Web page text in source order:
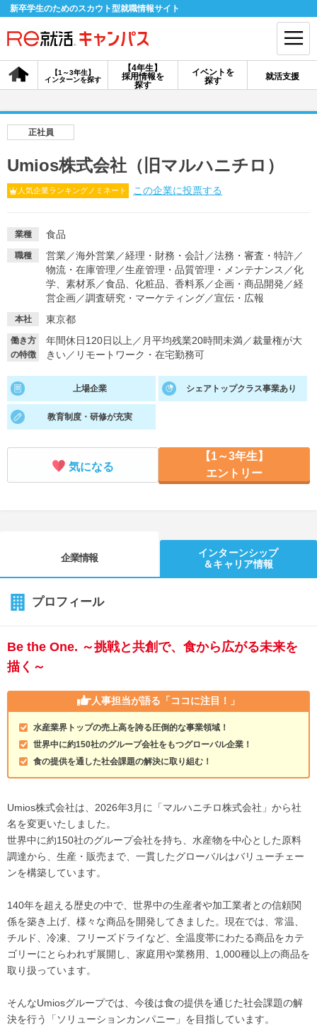
新卒学生のためのスカウト型就職情報サイト
【4年生】
採用情報を
探す
【1～3年生】
インターンを探す
イベントを
探す
就活支援
会員登録 ログイン
イベントを探す スカウト お知らせ
就活ノウハウ・サポート
就活支援
就活ノウハウが満載！
就活コラム
適職診断
あなたに合う仕事を診断！
就活チャンネル
就活ニュースペーパー
就活時事ニュースを更新
よくある質問
不明点があればこちら
正社員
Umios株式会社（旧マルハニチロ）
人気企業ランキングノミネート この企業に投票する
業種 食品
職種 営業／海外営業／経理・財務・会計／法務・審査・特許／
物流・在庫管理 ／生産管理・品質管理・メンテナンス ／化
学、素材系 ／食品、化粧品、香料系 ／企画・商品開発 ／経
営企画／調査研究・マーケティング／宣伝・広報
本社 東京都
働き方
の特徴
年間休日120日以上 ／ 月平均残業20時間未満／裁量権が大
きい／ リモートワーク・在宅勤務可
上場企業 シェアトップクラス事業あり
教育制度・研修が充実
気になる
【1～3年生】
エントリー
企業情報
インターンシップ
＆キャリア情報
プロフィール
Be the One. ～挑戦と共創で、食から広がる未来を
描く～
人事担当が語る 「ココに注目！」
水産業界トップの売上高を誇る圧倒的な事業領域！
世界中に約150社のグループ会社をもつグローバル企業！
食の提供を通した社会課題の解決に取り組む！
Umios株式会社は、2026年3月に「マルハニチロ株式会社」から社
名を変更いたしました。
世界中に約150社のグループ会社を持ち、水産物を中心とした原料
調達から、生産・販売まで、一貫したグローバルはバリューチェー
ンを構築しています。
140年を超える歴史の中で、世界中の生産者や加工業者との信頼関
係を築き上げ、様々な商品を開発してきました。現在では、常温、
チルド、冷凍、フリーズドライなど、全温度帯にわたる商品をカテ
ゴリーにとらわれず展開し、家庭用や業務用、1,000種以上の商品を
取り扱っています。
そんなUmiosグループでは、今後は食の提供を通じた社会課題の解
決を行う「ソリューションカンパニー」を目指しています。